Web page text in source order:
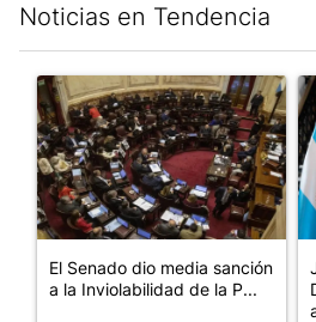
Noticias en Tendencia
Un artículo de tendencia con el
El Senado dio media sanción
a la Inviolabilidad de la P...